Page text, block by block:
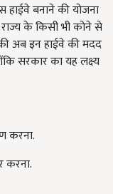
हाईवे बनाने की योजना
के किसी भी कोने से
अब इन हाईवे की मदद
सरकार का यह लक्ष्य
करना.
करना.